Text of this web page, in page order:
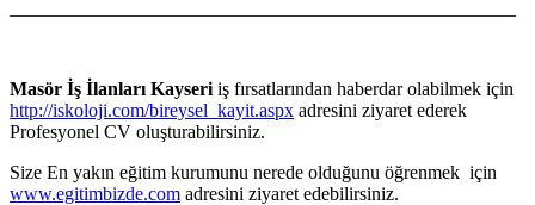
Masör İş İlanları Kayseri iş fırsatlarından haberdar olabilmek için
http://iskoloji.com/bireysel_kayit.aspx adresini ziyaret ederek
Profesyonel CV oluşturabilirsiniz.
Size En yakın eğitim kurumunu nerede olduğunu öğrenmek için
www.egitimbizde.com adresini ziyaret edebilirsiniz.